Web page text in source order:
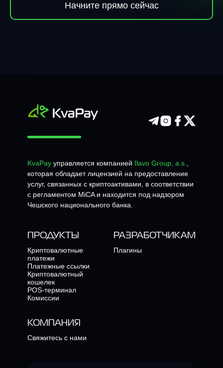
Начните прямо сейчас
KvaPay управляется компанией Ilavo Group, a.s.,
которая обладает лицензией на предоставление
услуг, связанных с криптоактивами, в соответствии
с регламентом MiCA и находится под надзором
Чешского национального банка.
ПРОДУКТЫ
Криптовалютные
платежи
Платежные ссылки
Криптовалютный
кошелек
POS-терминал
Комиссии
РАЗРАБОТЧИКАМ
Плагины
КОМПАНИЯ
Свяжитесь с нами